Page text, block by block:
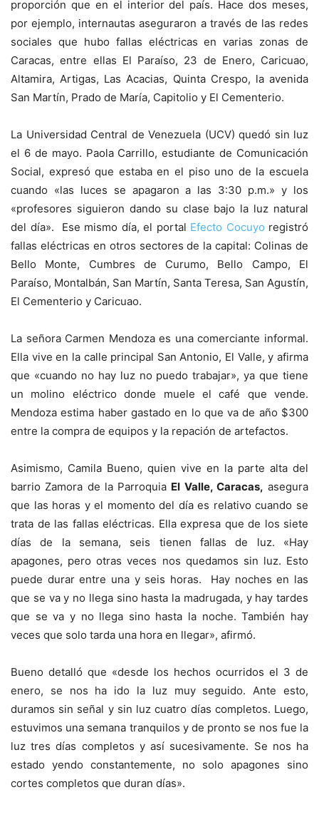
proporción que en el interior del país. Hace dos meses,
por ejemplo, internautas aseguraron a través de las redes
sociales que hubo fallas eléctricas en varias zonas de
Caracas, entre ellas El Paraíso, 23 de Enero, Caricuao,
Altamira, Artigas, Las Acacias, Quinta Crespo, la avenida
San Martín, Prado de María, Capitolio y El Cementerio.
La Universidad Central de Venezuela (UCV) quedó sin luz
el 6 de mayo. Paola Carrillo, estudiante de Comunicación
Social, expresó que estaba en el piso uno de la escuela
cuando «las luces se apagaron a las 3:30 p.m.» y los
«profesores siguieron dando su clase bajo la luz natural
del día». Ese mismo día, el portal Efecto Cocuyo registró
fallas eléctricas en otros sectores de la capital: Colinas de
Bello Monte, Cumbres de Curumo, Bello Campo, El
Paraíso, Montalbán, San Martín, Santa Teresa, San Agustín,
El Cementerio y Caricuao.
La señora Carmen Mendoza es una comerciante informal.
Ella vive en la calle principal San Antonio, El Valle, y afirma
que «cuando no hay luz no puedo trabajar», ya que tiene
un molino eléctrico donde muele el café que vende.
Mendoza estima haber gastado en lo que va de año $300
entre la compra de equipos y la repación de artefactos.
Asimismo, Camila Bueno, quien vive en la parte alta del
barrio Zamora de la Parroquia El Valle, Caracas, asegura
que las horas y el momento del día es relativo cuando se
trata de las fallas eléctricas. Ella expresa que de los siete
días de la semana, seis tienen fallas de luz. «Hay
apagones, pero otras veces nos quedamos sin luz. Esto
puede durar entre una y seis horas. Hay noches en las
que se va y no llega sino hasta la madrugada, y hay tardes
que se va y no llega sino hasta la noche. También hay
veces que solo tarda una hora en llegar», afirmó.
Bueno detalló que «desde los hechos ocurridos el 3 de
enero, se nos ha ido la luz muy seguido. Ante esto,
duramos sin señal y sin luz cuatro días completos. Luego,
estuvimos una semana tranquilos y de pronto se nos fue la
luz tres días completos y así sucesivamente. Se nos ha
estado yendo constantemente, no solo apagones sino
cortes completos que duran días».